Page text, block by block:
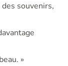
souvenirs,
»